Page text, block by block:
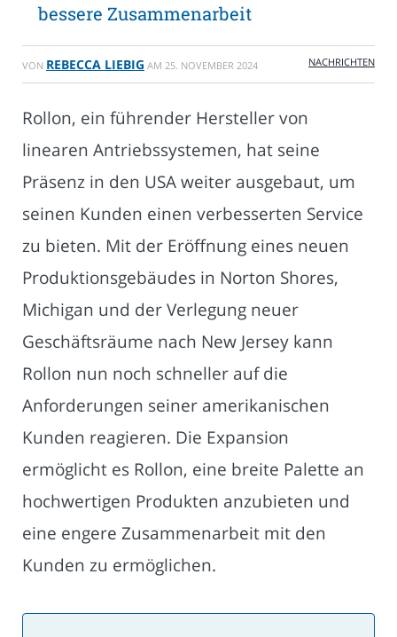
bessere Zusammenarbeit
VON REBECCA LIEBIG AM 25. NOVEMBER 2024 NACHRICHTEN
Rollon, ein führender Hersteller von
linearen Antriebssystemen, hat seine
Präsenz in den USA weiter ausgebaut, um
seinen Kunden einen verbesserten Service
zu bieten. Mit der Eröffnung eines neuen
Produktionsgebäudes in Norton Shores,
Michigan und der Verlegung neuer
Geschäftsräume nach New Jersey kann
Rollon nun noch schneller auf die
Anforderungen seiner amerikanischen
Kunden reagieren. Die Expansion
ermöglicht es Rollon, eine breite Palette an
hochwertigen Produkten anzubieten und
eine engere Zusammenarbeit mit den
Kunden zu ermöglichen.